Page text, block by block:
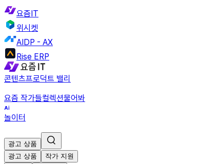
요즘IT
위시켓
AIDP - AX
Rise ERP
콘텐츠프로덕트 밸리
요즘 작가들컬렉션물어봐
놀이터
광고 상품
광고 상품
작가 지원